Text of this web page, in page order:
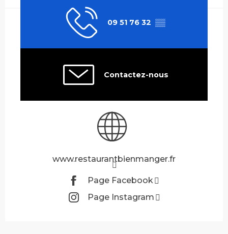
09 51 76 32 ▒▒
Contactez-nous
www.restaurantbienmanger.fr
Page Facebook
Page Instagram